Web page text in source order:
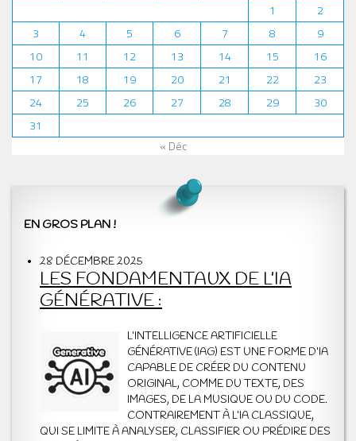
1
2
3
4 5 6 7 8
9
10
11 12 13 14 15
16
17
18 19 20 21 22
23
24
25 26 27 28 29
30
31
« Déc
EN GROS PLAN !
28 DÉCEMBRE 2025
LES FONDAMENTAUX DE L’IA
GÉNÉRATIVE :
L’INTELLIGENCE ARTIFICIELLE
GÉNÉRATIVE (IAG) EST UNE FORME D’IA
CAPABLE DE CRÉER DU CONTENU
ORIGINAL, COMME DU TEXTE, DES
IMAGES, DE LA MUSIQUE OU DU CODE.
CONTRAIREMENT À L’IA CLASSIQUE,
QUI SE LIMITE À ANALYSER, CLASSIFIER OU PRÉDIRE DES